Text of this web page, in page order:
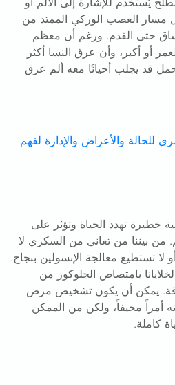
مسار العصب الوركي الممتد من
حتى القدم. ورغم أن معظم
أو أكبر، وأن عرق النسا أكثر
قد يجلب أحيانًا معه ألم عرق
تهدد الحياة وتؤثر على
من بيننا من تعاني من السكري لا
لا تستطيع معالجة الإنسولين بنجاح.
بامتصاص الجلوكوز من
يمكن أن يكون تشخيص مرض
أمراً مخيفاً، ولكن من الممكن
كاملة.